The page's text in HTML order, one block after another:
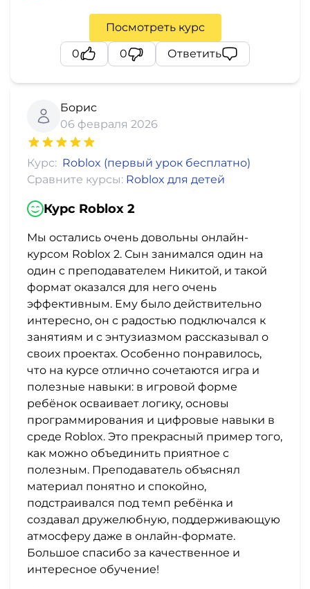
Посмотреть курс
0
0 Ответить
Борис
06 февраля 2026
Курс: Roblox (первый урок бесплатно)
Сравните курсы: Roblox для детей
Курс Roblox 2
Мы остались очень довольны онлайн-
курсом Roblox 2. Сын занимался один на
один с преподавателем Никитой, и такой
формат оказался для него очень
эффективным. Ему было действительно
интересно, он с радостью подключался к
занятиям и с энтузиазмом рассказывал о
своих проектах. Особенно понравилось,
что на курсе отлично сочетаются игра и
полезные навыки: в игровой форме
ребёнок осваивает логику, основы
программирования и цифровые навыки в
среде Roblox. Это прекрасный пример того,
как можно объединить приятное с
полезным. Преподаватель объяснял
материал понятно и спокойно,
подстраивался под темп ребёнка и
создавал дружелюбную, поддерживающую
атмосферу даже в онлайн-формате.
Большое спасибо за качественное и
интересное обучение!